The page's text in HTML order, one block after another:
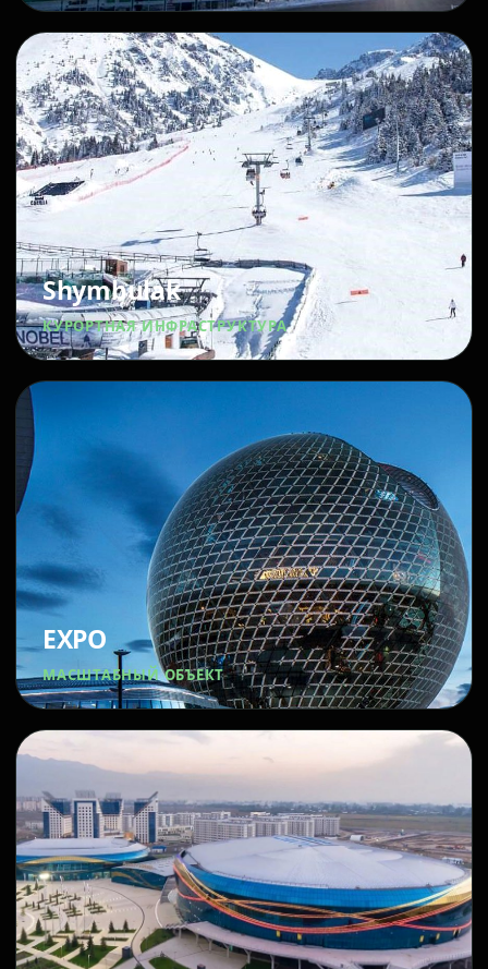
Shymbulak
КУРОРТНАЯ ИНФРАСТРУКТУРА
EXPO
МАСШТАБНЫЙ ОБЪЕКТ